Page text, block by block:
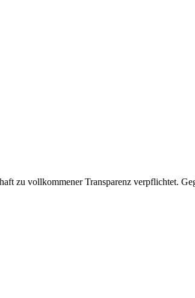
zu vollkommener Transparenz verpflichtet.